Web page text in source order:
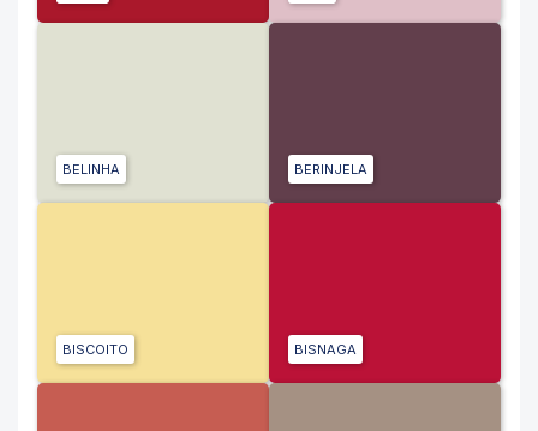
BELINHA BERINJELA
BISCOITO BISNAGA